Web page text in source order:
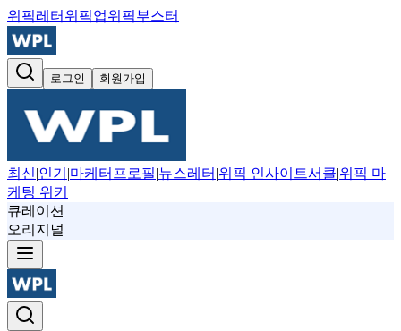
위픽레터 위픽업위픽부스터
로그인 회원가입
최신|인기 |마케터프로필|뉴스레터 |위픽 인사이트서클|위픽 마
케팅 위키
큐레이션
오리지널